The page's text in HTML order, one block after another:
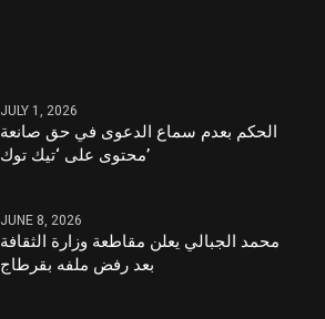
JULY 1, 2026
الحكم بعدم سماع الدعوى في حق صانعة
محتوى على ‘تيك توك’
JUNE 8, 2026
محمد الجبالي يعلن مقاطعة وزارة الثقافة
بعد رفض ملفه بقرطاج